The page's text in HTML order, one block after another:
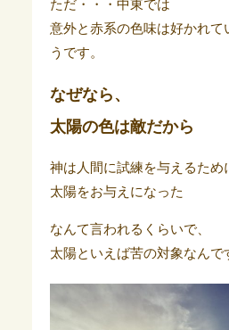
ただ・・・中東では
意外と赤系の色味は好かれて
うです。
なぜなら、
太陽の色は敵だから
神は人間に試練を与えるため
太陽をお与えになった
なんて言われるくらいで、
太陽といえば苦の対象なんで